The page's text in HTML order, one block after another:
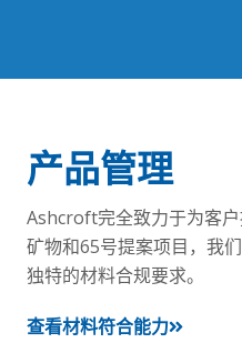
产品管理
Ashcroft完全致力于为客
矿物和65号提案项目，我
独特的材料合规要求。
查看材料符合能力